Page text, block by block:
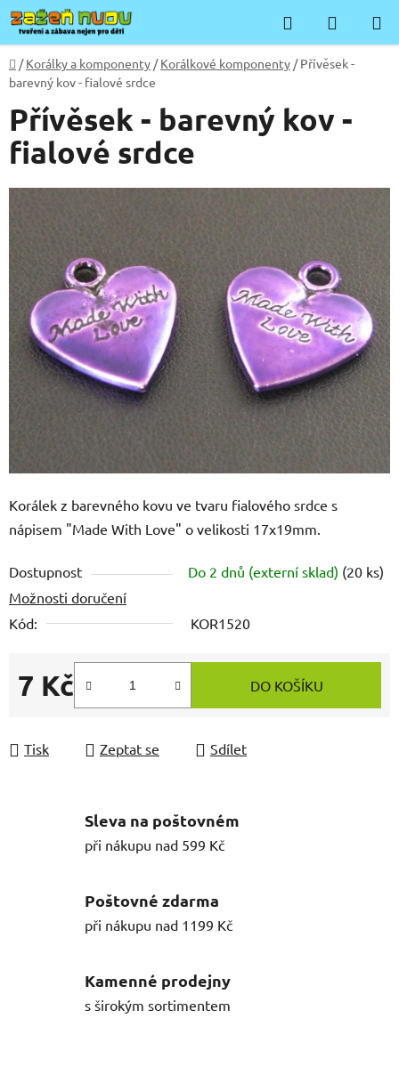
Přejít
na
obsah
Hledat
KOŠÍK
Domů
/ Korálky a komponenty / Korálkové komponenty / Přívěsek -
barevný kov - fialové srdce
Korálek z barevného kovu ve tvaru fialového srdce s
nápisem "Made With Love" o velikosti 17x19mm.
Dostupnost Do 2 dnů (externí sklad) (20 ks)
Možnosti doručení
Kód:
KOR1520
7 Kč
Měrná cena:
DO KOŠÍKU
Tisk Zeptat se Sdílet
Přívěsek - barevný kov -
fialové srdce
Sleva na poštovném
při nákupu nad 599 Kč
Poštovné zdarma
při nákupu nad 1199 Kč
Kamenné prodejny
s širokým sortimentem